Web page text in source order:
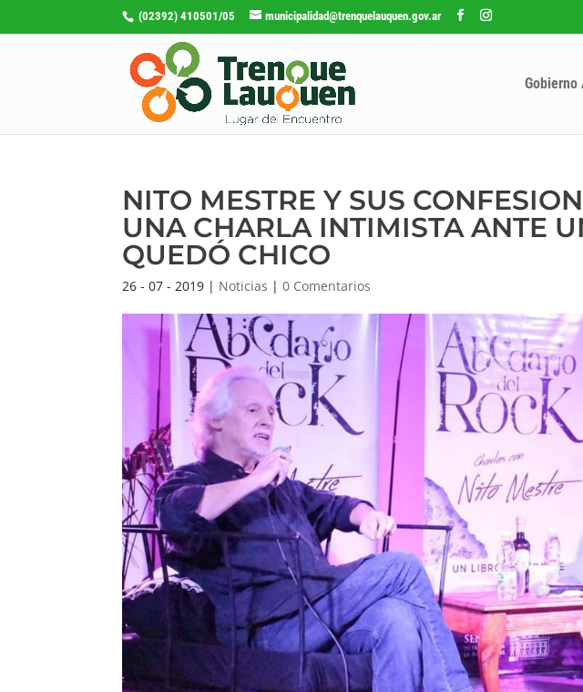
(02392) 410501/05 municipalidad@trenquelauquen.gov.ar
Gobierno
NITO MESTRE Y SUS
UNA CHARLA INTIMISTA ANTE
QUEDÓ CHICO
26 - 07 - 2019 | Noticias |0 Comentarios